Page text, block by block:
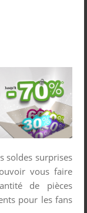
soldes surprises
vous faire
de pièces
pour les fans